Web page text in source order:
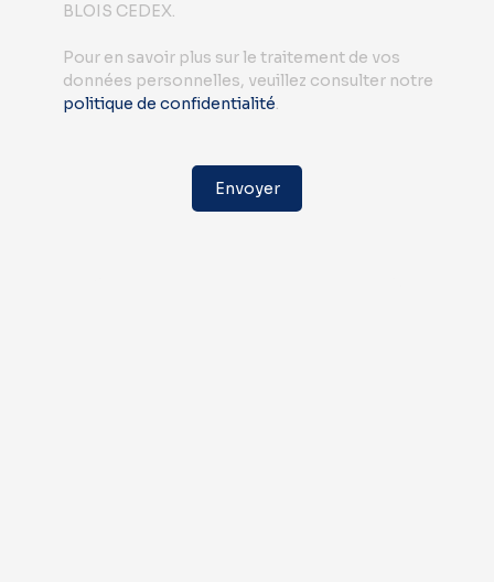
BLOIS CEDEX.
Pour en savoir plus sur le traitement de vos
données personnelles, veuillez consulter notre
politique de confidentialité.
Envoyer